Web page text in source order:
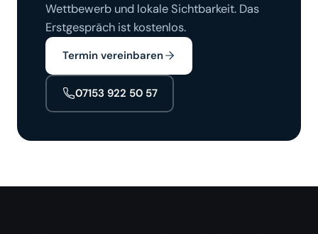
Wettbewerb und lokale Sichtbarkeit. Das
Erstgespräch ist kostenlos.
Termin vereinbaren
07153 922 50 57